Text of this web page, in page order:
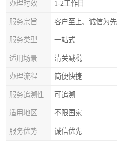
办理时效 1-2工作日
服务宗旨 客户至上、诚信为先
服务类型 一站式
适用场景 清关减税
办理流程 简便快捷
服务追溯性 可追溯
适用地区 不限国家
服务优势 诚信优先